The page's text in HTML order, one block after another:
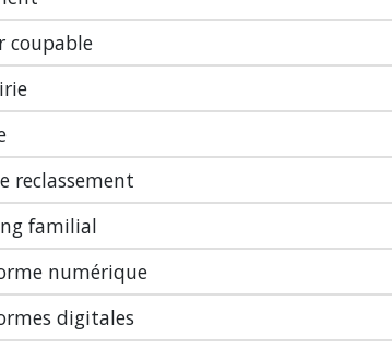
coupable
reclassement
familial
numérique
digitales